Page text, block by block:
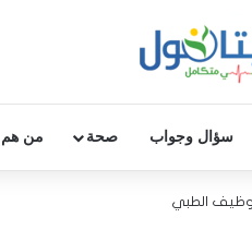
سؤال وجواب صحة من هم
الطبي